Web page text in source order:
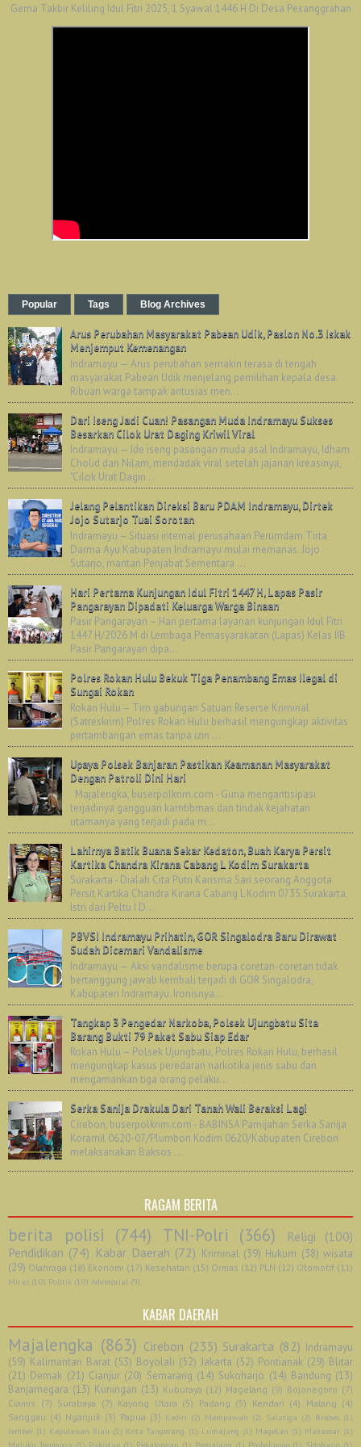
Gema Takbir Keliling Idul Fitri 2025, 1 Syawal 1446 H Di Desa Pesanggrahan
Popular Tags Blog Archives
Arus Perubahan Masyarakat Pabean Udik, Paslon No.3 Iskak
Menjemput Kemenangan
Indramayu — Arus perubahan semakin terasa di tengah
masyarakat Pabean Udik menjelang pemilihan kepala desa.
Ribuan warga tampak antusias men...
Dari Iseng Jadi Cuan! Pasangan Muda Indramayu Sukses
Besarkan Cilok Urat Daging Kriwil Viral
Indramayu — Ide iseng pasangan muda asal Indramayu, Idham
Cholid dan Nilam, mendadak viral setelah jajanan kreasinya,
"Cilok Urat Dagin...
Jelang Pelantikan Direksi Baru PDAM Indramayu, Dirtek
Jojo Sutarjo Tuai Sorotan
Indramayu – Situasi internal perusahaan Perumdam Tirta
Darma Ayu Kabupaten Indramayu mulai memanas. Jojo
Sutarjo, mantan Penjabat Sementara ...
Hari Pertama Kunjungan Idul Fitri 1447 H, Lapas Pasir
Pangarayan Dipadati Keluarga Warga Binaan
Pasir Pangarayan – Hari pertama layanan kunjungan Idul Fitri
1447 H/2026 M di Lembaga Pemasyarakatan (Lapas) Kelas IIB
Pasir Pangarayan dipa...
Polres Rokan Hulu Bekuk Tiga Penambang Emas Ilegal di
Sungai Rokan
Rokan Hulu – Tim gabungan Satuan Reserse Kriminal
(Satreskrim) Polres Rokan Hulu berhasil mengungkap aktivitas
pertambangan emas tanpa izin ...
Upaya Polsek Banjaran Pastikan Keamanan Masyarakat
Dengan Patroli Dini Hari
Majalengka, buserpolkrim.com - Guna mengantisipasi
terjadinya gangguan kamtibmas dan tindak kejahatan
utamanya yang terjadi pada m...
Lahirnya Batik Buana Sekar Kedaton, Buah Karya Persit
Kartika Chandra Kirana Cabang L Kodim Surakarta
Surakarta - Dialah Cita Putri Karisma Sari seorang Anggota
Persit Kartika Chandra Kirana Cabang L Kodim 0735.Surakarta,
Istri dari Peltu I D...
PBVSI Indramayu Prihatin, GOR Singalodra Baru Dirawat
Sudah Dicemari Vandalisme
Indramayu — Aksi vandalisme berupa coretan-coretan tidak
bertanggung jawab kembali terjadi di GOR Singalodra,
Kabupaten Indramayu. Ironisnya...
Tangkap 3 Pengedar Narkoba, Polsek Ujungbatu Sita
Barang Bukti 79 Paket Sabu Siap Edar
Rokan Hulu – Polsek Ujungbatu, Polres Rokan Hulu, berhasil
mengungkap kasus peredaran narkotika jenis sabu dan
mengamankan tiga orang pelaku...
Serka Sanija Drakula Dari Tanah Wali Beraksi Lagi
Cirebon, buserpolkrim.com - BABINSA Pamijahan Serka Sanija
Koramil 0620-07/Plumbon Kodim 0620/Kabupaten Cirebon
melaksanakan Baksos ...
RAGAM BERITA
berita polisi (744) TNI-Polri (366) Religi
(100)
Pendidikan (74) Kabar Daerah (72) Kriminal (39) Hukum (38) wisata
(29) Olahraga (18) Ekonomi (17) Kesehatan (15) Ormas (12) PLN (12) Otomotif (11)
Miras (10) Politik (10) Advetorial (9)
KABAR DAERAH
Majalengka (863) Cirebon (235) Surakarta (82) Indramayu
(59) Kalimantan Barat (53) Boyolali (52) Jakarta (52) Pontianak (29) Blitar
(21) Demak (21) Cianjur (20) Semarang (14) Sukoharjo (14) Bandung (13)
Banjarnegara (13) Kuningan (13) Kuburaya (12) Magelang (9) Bojonegoro (7)
Ciamis (7) Surabaya (7) Kayong Utara (5) Padang (5) Kendari (4) Malang (4)
Sanggau (4) Nganjuk (3) Papua (3) Kediri (2) Mempawah (2) Salatiga (2) Brebes (1)
Jember (1) Kepulauan Riau (1) Kota Tangerang (1) Lumajang (1) Magetan (1) Makassar (1)